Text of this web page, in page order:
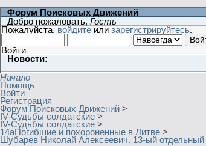
Форум Поисковых Движений
Добро пожаловать, Гость
Пожалуйста, войдите или зарегистрируйтесь.
Войти
Новости:
Начало
Помощь
Войти
Регистрация
Форум Поисковых Движений >
IV-Судьбы солдатские >
IV-Судьбы солдатские >
14аПогибшие и похороненные в Литве >
Шубарев Николай Алексеевич. 13-ый